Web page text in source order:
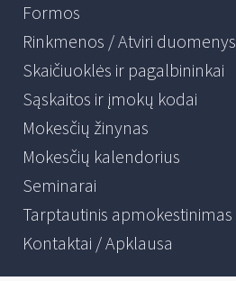
Formos
Rinkmenos / Atviri duomenys
Skaičiuoklės ir pagalbininkai
Sąskaitos ir įmokų kodai
Mokesčių žinynas
Mokesčių kalendorius
Seminarai
Tarptautinis apmokestinimas
Kontaktai / Apklausa